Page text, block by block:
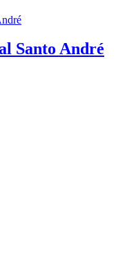
Santo André